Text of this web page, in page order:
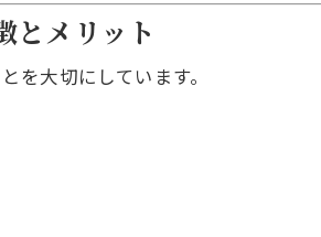
とメリット
を大切にしています。